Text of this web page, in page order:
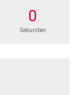
0
Sekunden